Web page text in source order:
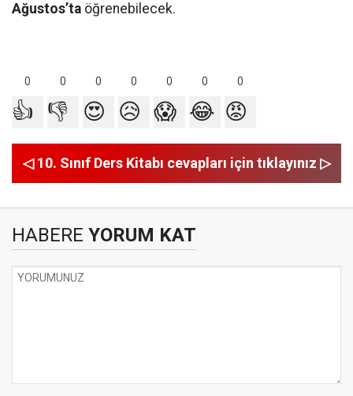
Ağustos’ta öğrenebilecek.
0 0 0 0 0 0 0
👍 👎 😍 😥 😱 😂 😡
◁ 10. Sınıf Ders Kitabı cevapları için tıklayınız ▷
HABERE YORUM KAT